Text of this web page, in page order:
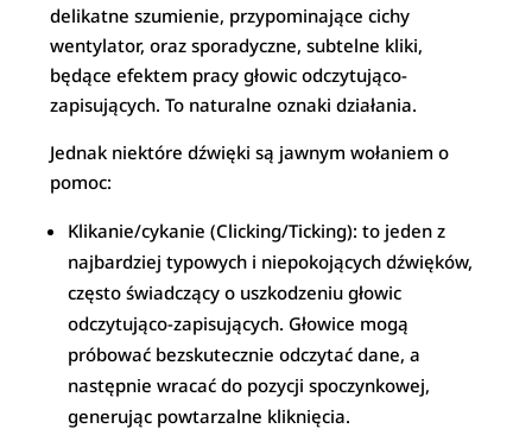
delikatne szumienie, przypominające cichy
wentylator, oraz sporadyczne, subtelne kliki,
będące efektem pracy głowic odczytująco-
zapisujących. To naturalne oznaki działania.
Jednak niektóre dźwięki są jawnym wołaniem o
pomoc:
Klikanie/cykanie (Clicking/Ticking): to jeden z
najbardziej typowych i niepokojących dźwięków,
często świadczący o uszkodzeniu głowic
odczytująco-zapisujących. Głowice mogą
próbować bezskutecznie odczytać dane, a
następnie wracać do pozycji spoczynkowej,
generując powtarzalne kliknięcia.